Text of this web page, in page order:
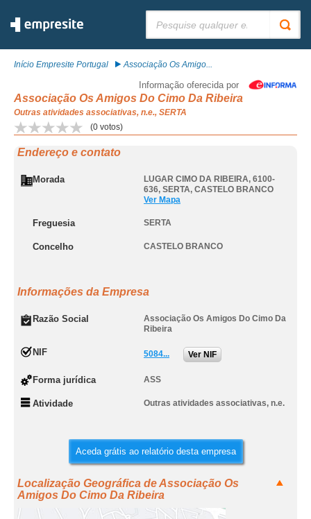
Início Empresite Portugal Associação Os Amigo...
Informação oferecida por
Associação Os Amigos Do Cimo Da Ribeira
Outras atividades associativas, n.e., SERTA
(0 votos)
Endereço e contato
Morada
LUGAR CIMO DA RIBEIRA, 6100-
636, SERTA, CASTELO BRANCO
Ver Mapa
Freguesia SERTA
Concelho CASTELO BRANCO
Informações da Empresa
Razão Social
Associação Os Amigos Do Cimo Da
Ribeira
NIF 5084... Ver NIF
Forma jurídica ASS
Atividade Outras atividades associativas, n.e.
Aceda grátis ao relatório desta empresa
Localização Geográfica de Associação Os
Amigos Do Cimo Da Ribeira